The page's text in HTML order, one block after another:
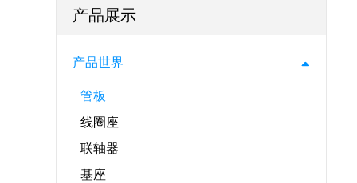
产品展示
产品世界
管板
线圈座
联轴器
基座